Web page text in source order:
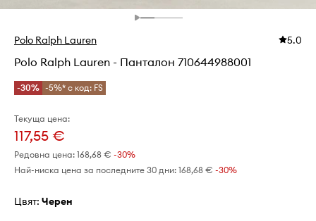
Polo Ralph Lauren 5.0
Polo Ralph Lauren - Панталон 710644988001
-30% -5%* с код: FS
Текуща цена:
117,55 €
Редовна цена: 168,68 € -30%
Най-ниска цена за последните 30 дни: 168,68 € -30%
Цвят: черен